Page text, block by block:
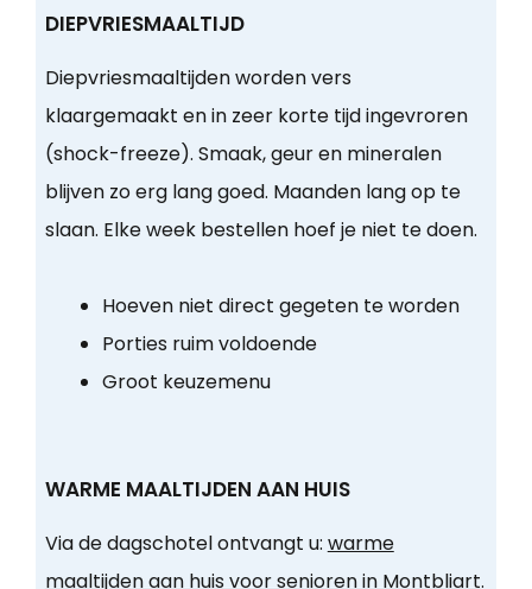
DIEPVRIESMAALTIJD
Diepvriesmaaltijden worden vers
klaargemaakt en in zeer korte tijd ingevroren
(shock-freeze). Smaak, geur en mineralen
blijven zo erg lang goed. Maanden lang op te
slaan. Elke week bestellen hoef je niet te doen.
Hoeven niet direct gegeten te worden
Porties ruim voldoende
Groot keuzemenu
WARME MAALTIJDEN AAN HUIS
Via de dagschotel ontvangt u: warme
maaltijden aan huis voor senioren in Montbliart.